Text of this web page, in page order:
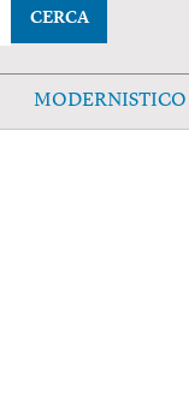
CERCA
MODERNISTICO